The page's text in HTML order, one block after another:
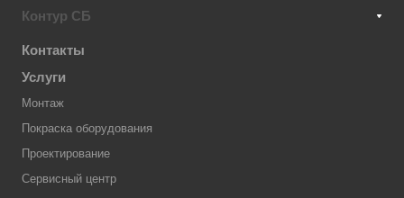
Контур СБ
Контакты
Услуги
Монтаж
Покраска оборудования
Проектирование
Сервисный центр